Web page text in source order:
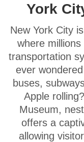
York
New York City
where
transportation
ever
buses,
Apple
Museum,
offers a
allowing